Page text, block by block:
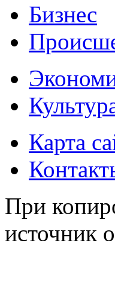
Бизнес
Карта
При
источник